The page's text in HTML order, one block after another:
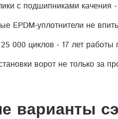
с подшипниками качения
EPDM-уплотнители не
000 циклов - 17 лет
ворот не только за
варианты